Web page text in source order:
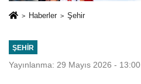
Haberler Şehir
ŞEHIR
Yayınlanma: 29 Mayıs 2026 - 13:00